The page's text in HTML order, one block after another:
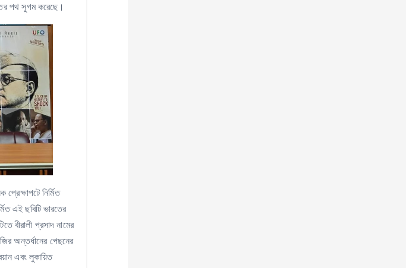
পথ সুগম করেছে।
নির্মিত
এই ছবিটি ভারতের
প্রসাদ নামের
অন্তর্ধানের পেছনের
এবং লুকায়িত